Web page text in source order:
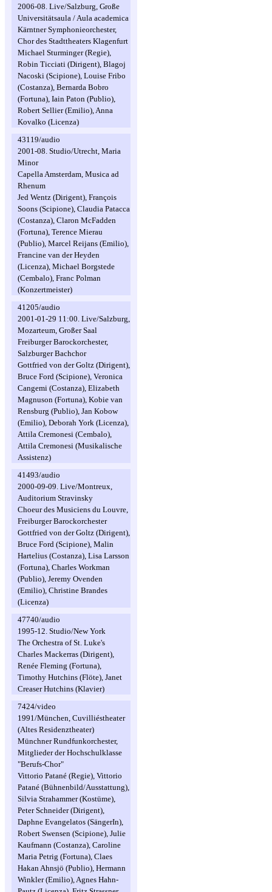
2006-08. Live/Salzburg, Große
Universitätsaula / Aula academica
Kärntner Symphonieorchester,
Chor des Stadttheaters Klagenfurt
Michael Sturminger (Regie),
Robin Ticciati (Dirigent), Blagoj
Nacoski (Scipione), Louise Fribo
(Costanza), Bernarda Bobro
(Fortuna), Iain Paton (Publio),
Robert Sellier (Emilio), Anna
Kovalko (Licenza)
43119/audio
2001-08. Studio/Utrecht, Maria
Minor
Capella Amsterdam, Musica ad
Rhenum
Jed Wentz (Dirigent), François
Soons (Scipione), Claudia Patacca
(Costanza), Claron McFadden
(Fortuna), Terence Mierau
(Publio), Marcel Reijans (Emilio),
Francine van der Heyden
(Licenza), Michael Borgstede
(Cembalo), Franc Polman
(Konzertmeister)
41205/audio
2001-01-29 11:00. Live/Salzburg,
Mozarteum, Großer Saal
Freiburger Barockorchester,
Salzburger Bachchor
Gottfried von der Goltz (Dirigent),
Bruce Ford (Scipione), Veronica
Cangemi (Costanza), Elizabeth
Magnuson (Fortuna), Kobie van
Rensburg (Publio), Jan Kobow
(Emilio), Deborah York (Licenza),
Attila Cremonesi (Cembalo),
Attila Cremonesi (Musikalische
Assistenz)
41493/audio
2000-09-09. Live/Montreux,
Auditorium Stravinsky
Choeur des Musiciens du Louvre,
Freiburger Barockorchester
Gottfried von der Goltz (Dirigent),
Bruce Ford (Scipione), Malin
Hartelius (Costanza), Lisa Larsson
(Fortuna), Charles Workman
(Publio), Jeremy Ovenden
(Emilio), Christine Brandes
(Licenza)
47740/audio
1995-12. Studio/New York
The Orchestra of St. Luke's
Charles Mackerras (Dirigent),
Renée Fleming (Fortuna),
Timothy Hutchins (Flöte), Janet
Creaser Hutchins (Klavier)
7424/video
1991/München, Cuvilliéstheater
(Altes Residenztheater)
Münchner Rundfunkorchester,
Mitglieder der Hochschulklasse
"Berufs-Chor"
Vittorio Patané (Regie), Vittorio
Patané (Bühnenbild/Ausstattung),
Silvia Strahammer (Kostüme),
Peter Schneider (Dirigent),
Daphne Evangelatos (SängerIn),
Robert Swensen (Scipione), Julie
Kaufmann (Costanza), Caroline
Maria Petrig (Fortuna), Claes
Hakan Ahnsjö (Publio), Hermann
Winkler (Emilio), Agnes Hahn-